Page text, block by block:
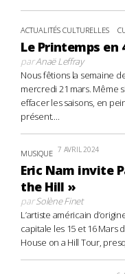
ACTUALITÉS CULTURELLES
Le Printemps en
parAnaë Leffray
Nous fêtions la semaine
mercredi 21 mars. Même
effacer les saisons, en
présent....
MUSIQUE 7 AVRIL 2024
Eric Nam invite
the Hill »
parSolène Finet
L’artiste américain
capitale les 15 et 16 Mars
House on a Hill Tour,